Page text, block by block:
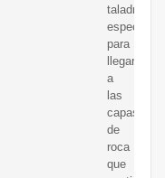
taladros
para
llegar
a
las
capas
de
roca
que